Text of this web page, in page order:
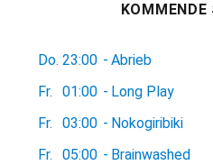
KOMMENDE
Do. 23:00 - Abrieb
Fr.
01:00 - Long Play
Fr.
03:00 - Nokogiribiki
Fr.
05:00 - Brainwashed